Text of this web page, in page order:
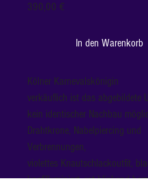
390,00 €
In den Warenkorb
Kölner Karnevalskönigin
verkäuflich ist das abgebildete
kein identischer Nachbau
Drahtkrone, Nabelpiercing und
Verbrennungen,
violettes Knautschlackoutfit,
kopfilluminiert, rot blinkend